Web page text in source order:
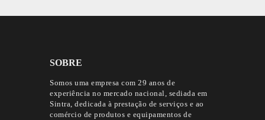
SOBRE
Somos uma empresa com 29 anos de
experiência no mercado nacional, sediada em
Sintra, dedicada à prestação de serviços e ao
comércio de produtos e equipamentos de